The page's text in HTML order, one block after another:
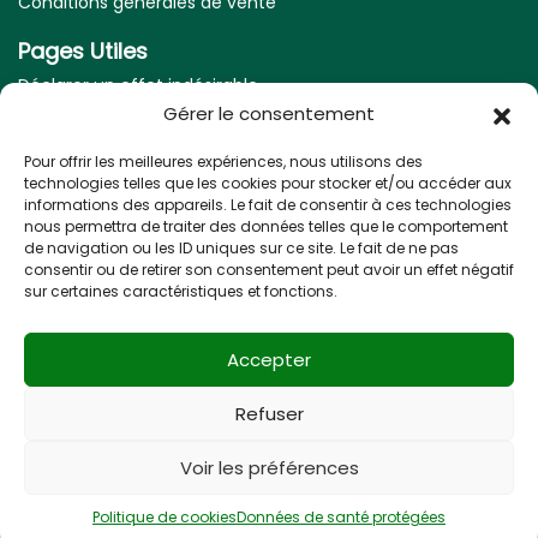
Gérer le consentement
Pour offrir les meilleures expériences, nous utilisons des
technologies telles que les cookies pour stocker et/ou accéder aux
informations des appareils. Le fait de consentir à ces technologies
nous permettra de traiter des données telles que le comportement
de navigation ou les ID uniques sur ce site. Le fait de ne pas
consentir ou de retirer son consentement peut avoir un effet négatif
sur certaines caractéristiques et fonctions.
Accepter
Refuser
Voir les préférences
Politique de cookiesDonnées de santé protégées
Pages Utiles
Déclarer un effet indésirable
Nos coordonnées
Adresse :
5 Allée des frères Higouneng, 31170 Tournefeuille
Télephone :
05 61 07 13 58
Email :
pharmacie-paderne@orange.fr
Site réalisé par Uniweb
Mentions légales